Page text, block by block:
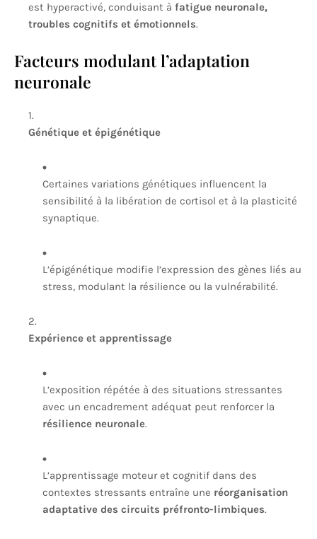
est hyperactivé, conduisant à fatigue neuronale,
troubles cognitifs et émotionnels.
Facteurs modulant l’adaptation
neuronale
Génétique et épigénétique
Certaines variations génétiques influencent la
sensibilité à la libération de cortisol et à la plasticité
synaptique.
L’épigénétique modifie l’expression des gènes liés au
stress, modulant la résilience ou la vulnérabilité.
Expérience et apprentissage
L’exposition répétée à des situations stressantes
avec un encadrement adéquat peut renforcer la
résilience neuronale.
L’apprentissage moteur et cognitif dans des
contextes stressants entraîne une réorganisation
adaptative des circuits préfronto-limbiques.